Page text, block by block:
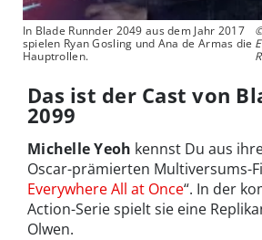
In Blade Runnder 2049 aus dem Jahr 2017
spielen Ryan Gosling und Ana de Armas die
Hauptrollen.
Das ist der Cast von
2099
Michelle Yeoh kennst Du aus
Oscar-prämierten Multiversums-
Everywhere All at Once“. In der
Action-Serie spielt sie eine
Olwen.